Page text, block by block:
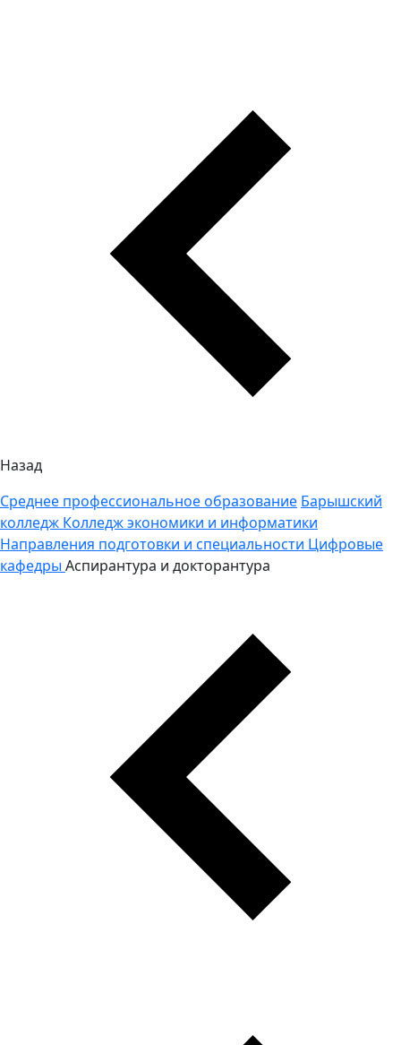
Назад
Среднее профессиональное образование Барышский
колледж Колледж экономики и информатики
Направления подготовки и специальности Цифровые
кафедры Аспирантура и докторантура